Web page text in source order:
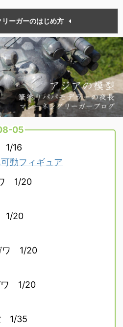
リーガーのはじめ方
05
1/16
動フィギュア
1/20
1/20
ワ 1/20
ワ 1/20
1/35